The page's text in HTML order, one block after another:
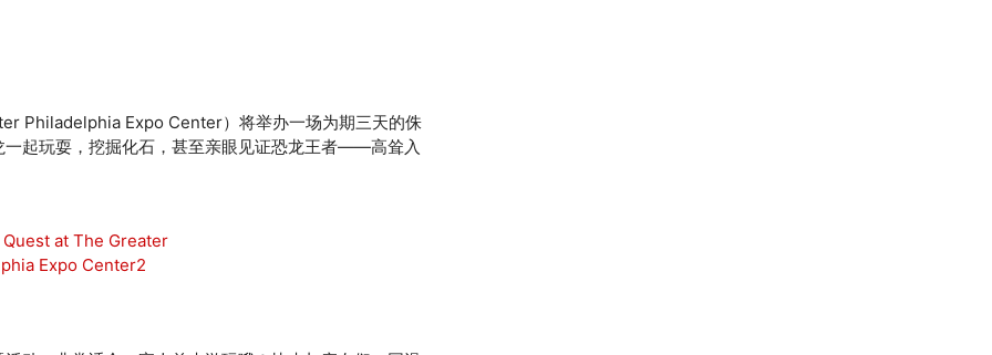
Philadelphia Expo Center）将举办一场为期三天的侏
起玩耍，挖掘化石，甚至亲眼见证恐龙王者——高耸入